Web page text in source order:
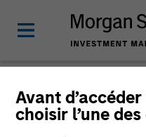
Avant
choisir l’une
Veuillez envoyer un courriel